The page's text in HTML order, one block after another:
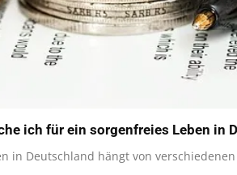
ich für ein sorgenfreies Leben in
in Deutschland hängt von